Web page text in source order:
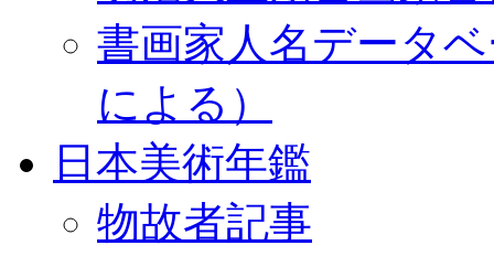
書画家人名データ
による）
日本美術年鑑
物故者記事